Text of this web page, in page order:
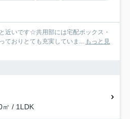
近いです☆共用部には宅配ボックス・
ておりとても充実していま... もっと見
㎡ / 1LDK